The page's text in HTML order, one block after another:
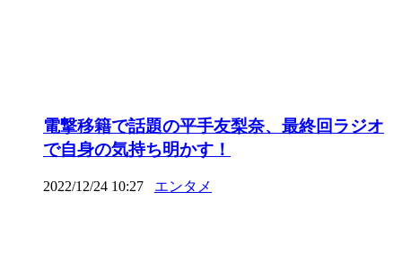
電撃移籍で話題の平手友梨奈、最終回ラジオ
で自身の気持ち明かす！
2022/12/24 10:27 エンタメ